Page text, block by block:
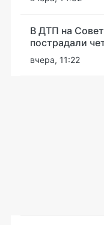
В ДТП на
пострадали
вчера, 11:22